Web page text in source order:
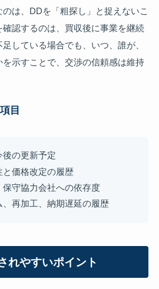
は、DDを「粗探し」と捉えないこ
認するのは、買収後に事業を継続
している場合でも、いつ、誰が、
示すことで、交渉の信頼感は維持
目
後の更新予定
と価格改定の履歴
守協力会社への依存度
再加工、納期遅延の履歴
れやすいポイント